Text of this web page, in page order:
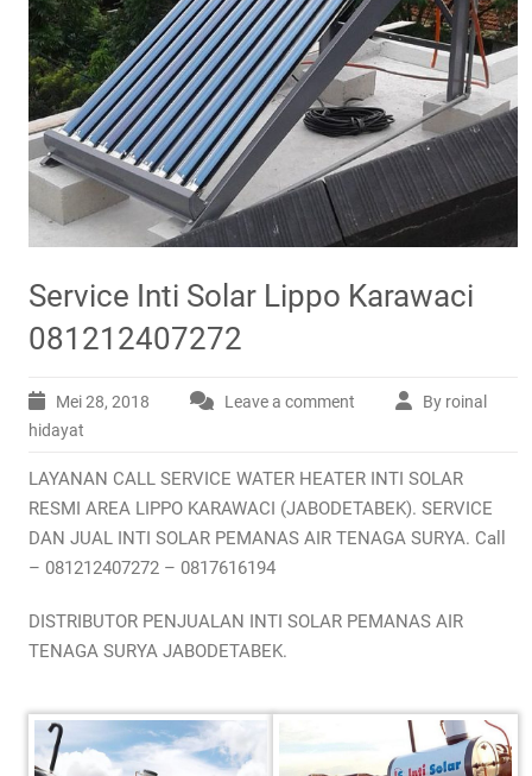
Service Inti Solar Lippo Karawaci
081212407272
Mei 28, 2018 Leave a comment
By roinal
hidayat
LAYANAN CALL SERVICE WATER HEATER INTI SOLAR
RESMI AREA LIPPO KARAWACI (JABODETABEK). SERVICE
DAN JUAL INTI SOLAR PEMANAS AIR TENAGA SURYA. Call
– 081212407272 – 0817616194
DISTRIBUTOR PENJUALAN INTI SOLAR PEMANAS AIR
TENAGA SURYA JABODETABEK.